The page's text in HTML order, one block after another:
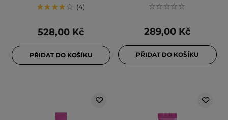
4
528,00 Kč
PŘIDAT DO KOŠÍKU
289,00 Kč
PŘIDAT DO KOŠÍKU